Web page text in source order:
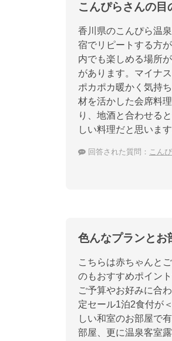
こんぴらさんの目
香川県のこんぴら温
宿でリピートする方
内でも楽しめる場所
があります。マイナ
ポカポカ暖かく気持
材を活かした会席料
り、地酒と合わせる
しい料理だと思いま
回答された質問： こん
色んなプランとお
こちらは赤ちゃんと
のもおすすめポイン
ご予算やお好みに合
定セール1泊2食付が
しい和室のお部屋で
部屋、更に温泉客室